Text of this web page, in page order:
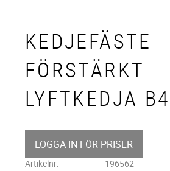
KEDJEFÄSTE
FÖRSTÄRKT
LYFTKEDJA B4
LOGGA IN FÖR PRISER
Artikelnr
196562